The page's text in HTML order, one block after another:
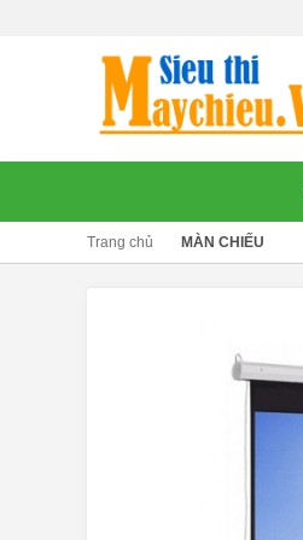
Trang chủ MÀN CHIẾU